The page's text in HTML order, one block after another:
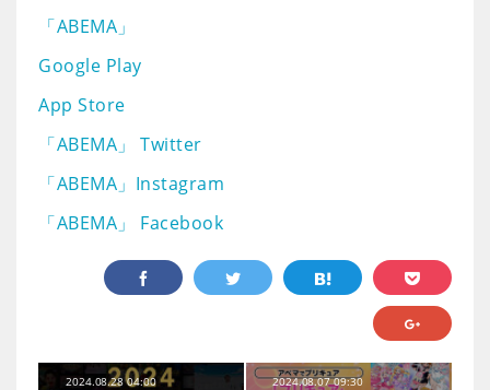
「ABEMA」
Google Play
App Store
「ABEMA」 Twitter
「ABEMA」Instagram
「ABEMA」 Facebook
2024.08.28 04:00 2024.08.07 09:30